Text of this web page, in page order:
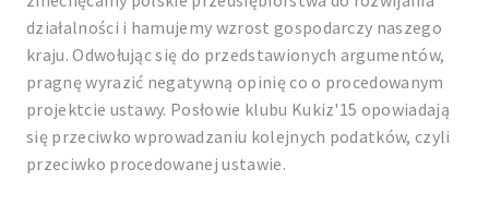
działalności i hamujemy wzrost gospodarczy naszego
kraju. Odwołując się do przedstawionych argumentów,
pragnę wyrazić negatywną opinię co o procedowanym
projektcie ustawy. Posłowie klubu Kukiz'15 opowiadają
się przeciwko wprowadzaniu kolejnych podatków, czyli
przeciwko procedowanej ustawie.